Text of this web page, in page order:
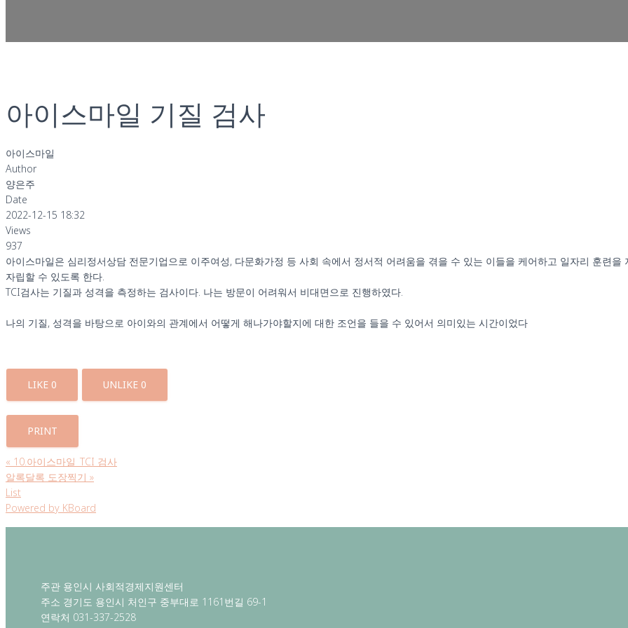
아이스마일 기질 검사
아이스마일
Author
양은주
Date
2022-12-15 18:32
Views
937
아이스마일은 심리정서상담 전문기업으로 이주여성, 다문화가정 등 사회 속에서 정서적 어려움을 겪을 수 있는 이들을 케어하고 일자리 훈련을
자립할 수 있도록 한다.
TCI검사는 기질과 성격을 측정하는 검사이다. 나는 방문이 어려워서 비대면으로 진행하였다.
나의 기질, 성격을 바탕으로 아이와의 관계에서 어떻게 해나가야할지에 대한 조언을 들을 수 있어서 의미있는 시간이었다
LIKE 0 UNLIKE 0
PRINT
« 10.아이스마일_TCI 검사
알록달록 도장찍기 »
List
Powered by KBoard
주관 용인시 사회적경제지원센터
주소 경기도 용인시 처인구 중부대로 1161번길 69-1
연락처 031-337-2528